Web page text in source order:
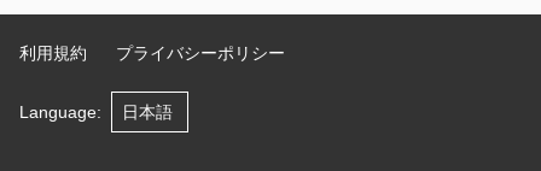
利用規約 プライバシーポリシー
Language: